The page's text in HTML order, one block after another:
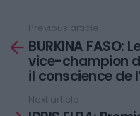
more
Previous article
BURKINA FASO:
vice-champion
il conscience de
Next article